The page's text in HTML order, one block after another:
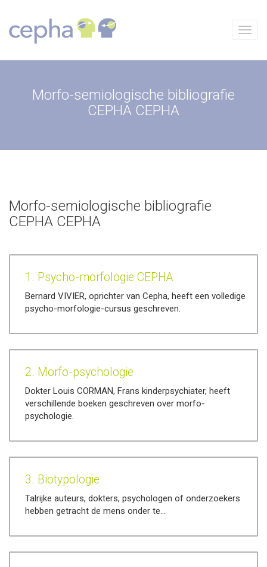
content
Menu
Morfo-semiologische bibliografie
CEPHA CEPHA
Morfo-semiologische bibliografie
CEPHA CEPHA
1. Psycho-morfologie CEPHA
Bernard VIVIER, oprichter van Cepha, heeft een volledige
psycho-morfologie-cursus geschreven.
2. Morfo-psychologie
Dokter Louis CORMAN, Frans kinderpsychiater, heeft
verschillende boeken geschreven over morfo-
psychologie.
3. Biotypologie
Talrijke auteurs, dokters, psychologen of onderzoekers
hebben getracht de mens onder te…